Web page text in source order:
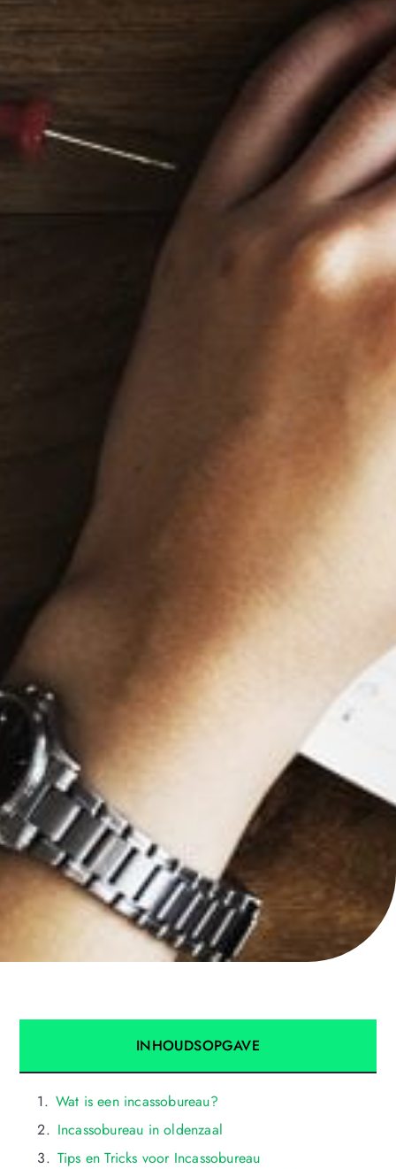
INHOUDSOPGAVE
Wat is een incassobureau?
Incassobureau in oldenzaal
Tips en Tricks voor Incassobureau